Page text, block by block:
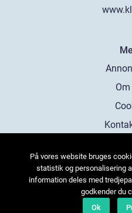
På vores website bruges
statistik og personalisering
information deles med
godkender du
Ok